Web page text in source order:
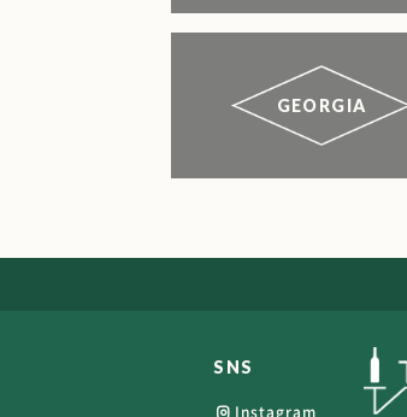
GEORGIA
SNS
Instagram